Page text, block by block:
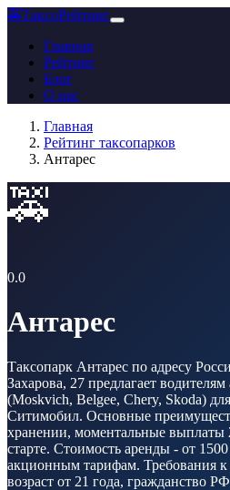
🚕ТаксоРейтинг
Главная
Рейтинг
Блог
О нас
Главная
Рейтинг таксопарков
Антарес
🚕
0.0
Антарес
Таксопарк Антарес по адресу
Захарова, 27 предлагает
(Moskvich, Belgee, Chery, Skoda)
Ситимобил. Основные
хранении, моментальные выплаты
старте. Стоимость аренды - от
акционным тарифам. Требования к
возраст от 21 года, гражданство